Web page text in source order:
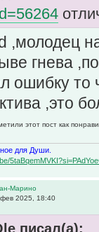
,молодец
гнева
ошибку то
,это
этот пост как
для Души.
Марино
2025, 18:40
писал(а):